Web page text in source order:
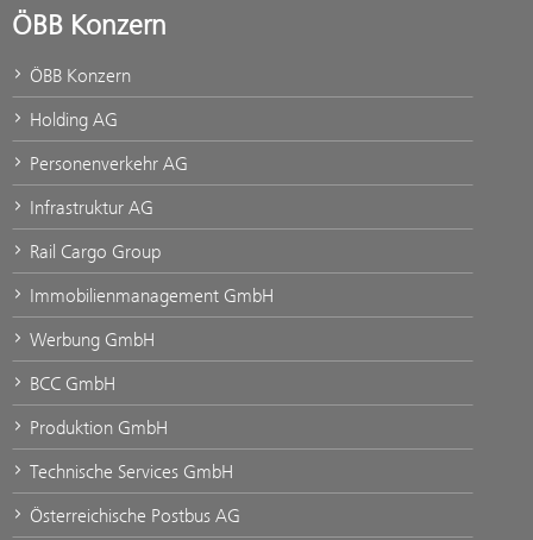
ÖBB Konzern
ÖBB Konzern
Holding AG
Personenverkehr AG
Infrastruktur AG
Rail Cargo Group
Immobilienmanagement GmbH
Werbung GmbH
BCC GmbH
Produktion GmbH
Technische Services GmbH
Österreichische Postbus AG